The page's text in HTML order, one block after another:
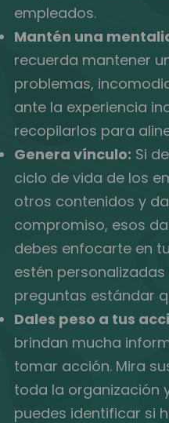
empleados.
Mantén una
recuerda mantener
problemas,
ante la experiencia
recopilarlos para
Genera vínculo: Si
ciclo de vida de los
otros contenidos y
compromiso, esos
debes enfocarte en
estén
preguntas estándar
Dales peso a tus
brindan mucha
tomar acción. Mira
toda la organización
puedes identificar si